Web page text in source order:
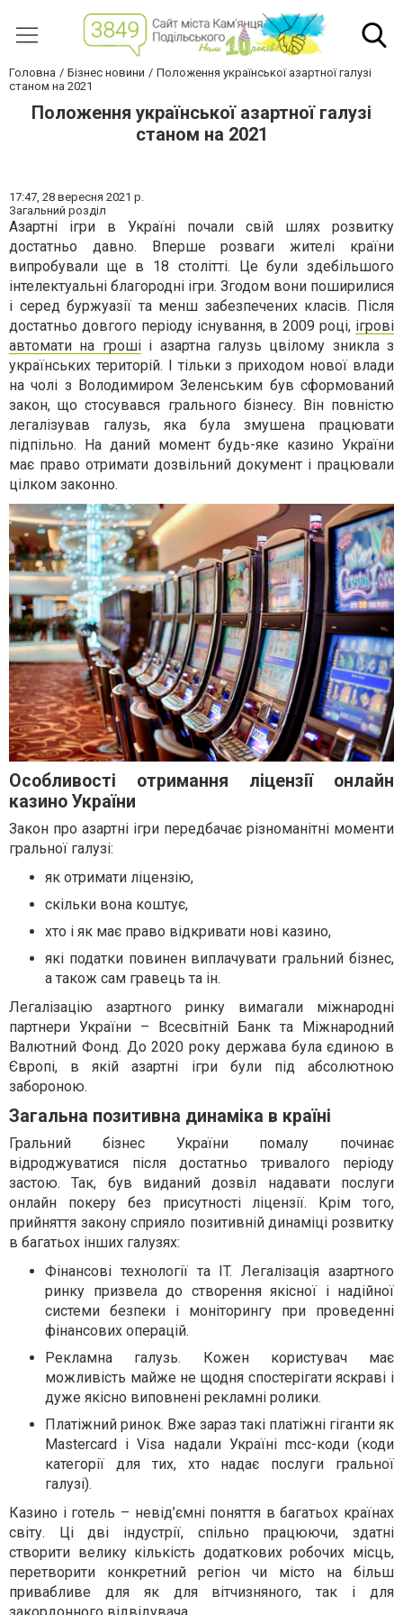
Головна Бізнес новини
Положення української азартної галузі
станом на 2021
Положення української азартної галузі
станом на 2021
17:47, 28 вересня 2021 р.
Загальний розділ
Азартні ігри в Україні почали свій шлях розвитку
достатньо давно. Вперше розваги жителі країни
випробували ще в 18 столітті. Це були здебільшого
інтелектуальні благородні ігри. Згодом вони поширилися
і серед буржуазії та менш забезпечених класів. Після
достатньо довгого періоду існування, в 2009 році, ігрові
автомати на грошіі азартна галузь цвілому зникла з
українських територій. І тільки з приходом нової влади
на чолі з Володимиром Зеленським був сформований
закон, що стосувався грального бізнесу. Він повністю
легалізував галузь, яка була змушена працювати
підпільно. На даний момент будь-яке казино України
має право отримати дозвільний документ і працювали
цілком законно.
Особливості отримання ліцензії онлайн
казино України
Закон про азартні ігри передбачає різноманітні моменти
гральної галузі:
як отримати ліцензію,
скільки вона коштує,
хто і як має право відкривати нові казино,
які податки повинен виплачувати гральний бізнес,
а також сам гравець та ін.
Легалізацію азартного ринку вимагали міжнародні
партнери України – Всесвітній Банк та Міжнародний
Валютний Фонд. До 2020 року держава була єдиною в
Європі, в якій азартні ігри були під абсолютною
забороною.
Загальна позитивна динаміка в країні
Гральний бізнес України помалу починає
відроджуватися після достатньо тривалого періоду
застою. Так, був виданий дозвіл надавати послуги
онлайн покеру без присутності ліцензії. Крім того,
прийняття закону сприяло позитивній динаміці розвитку
в багатьох інших галузях:
Фінансові технології та IT. Легалізація азартного
ринку призвела до створення якісної і надійної
системи безпеки і моніторингу при проведенні
фінансових операцій.
Рекламна галузь. Кожен користувач має
можливість майже не щодня спостерігати яскраві і
дуже якісно виповнені рекламні ролики.
Платіжний ринок. Вже зараз такі платіжні гіганти як
Mastercard і Visa надали Україні mcc-коди (коди
категорії для тих, хто надає послуги гральної
галузі).
Казино і готель – невід’ємні поняття в багатьох країнах
світу. Ці дві індустрії, спільно працюючи, здатні
створити велику кількість додаткових робочих місць,
перетворити конкретний регіон чи місто на більш
привабливе для як для вітчизняного, так і для